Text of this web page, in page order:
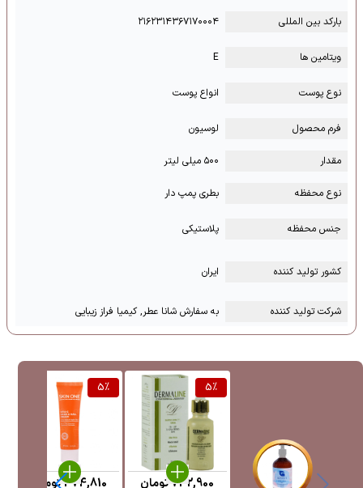
بارکد بین المللی ۲۱۶۲۳۱۴۳۶۷۱۷۰۰۰۴
ویتامین ها E
نوع پوست انواع پوست
فرم محصول لوسیون
مقدار ۵۰۰ میلی لیتر
نوع محفظه بطری پمپ دار
جنس محفظه پلاستیکی
کشور تولید کننده ایران
شرکت تولید کننده به سفارش شانا عطر, کیمیا فراز زیبایی
5%
742,900تومان
5%
474,810تومان